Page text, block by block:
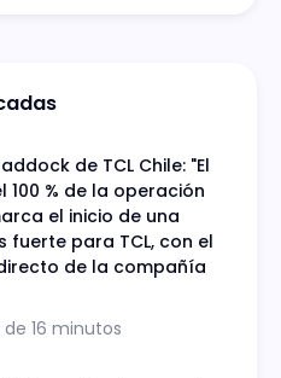
de TCL Chile: "El
100 % de la operación
el inicio de una
fuerte para TCL, con el
de la compañía
16 minutos